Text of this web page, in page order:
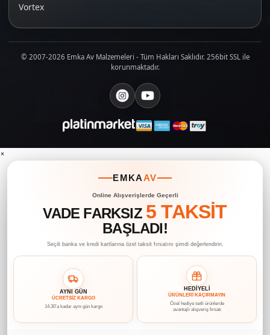
Vortex
© 2007-2026 Emka Av Malzemeleri - Tüm Hakları Saklıdır. 256bit SSL ile
korunmaktadır.
×
EMKAAV
Online Alışverişlerde Geçerli
VADE FARKSIZ 5 TAKSİT
BAŞLADI!
Seçili banka ve kredi kartlarına özel taksit fırsatını şimdi değerlendirin.
AYNI GÜN
ÜCRETSİZ KARGO
14.30’a kadar aynı gün kargo
HEDİYELİ
ÜRÜNLERİ KAÇIRMAYIN
Özel hediye setli ürünlerde
avantajlı alışveriş fırsatı